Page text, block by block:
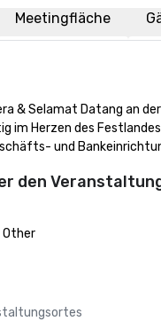
Meetingfläche
& Selamat Datang an
im Herzen des
und
den
Other